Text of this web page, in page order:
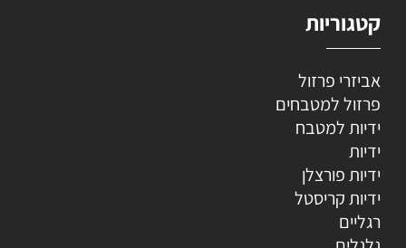
קטגוריות
אביזרי פרזול
פרזול למטבחים
ידיות למטבח
ידיות
ידיות פורצלן
ידיות קריסטל
רגליים